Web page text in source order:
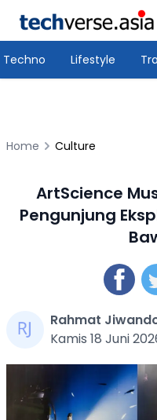
Techno Lifestyle
Home Culture
ArtScience
Pengunjung
Rahmat
Kamis 18 Juni